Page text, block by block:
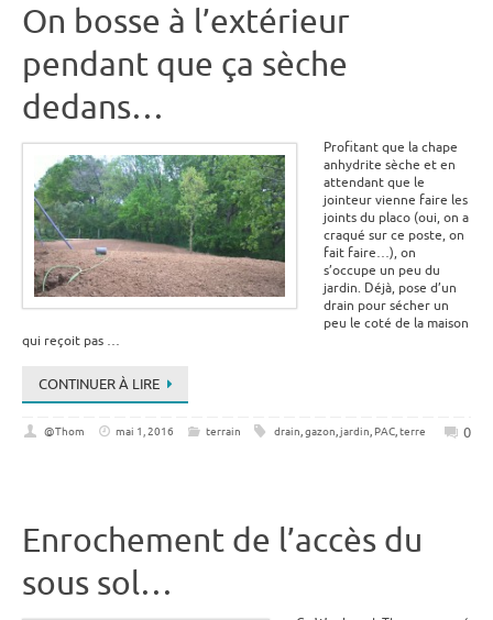
On bosse à l’extérieur
pendant que ça sèche
dedans…
Profitant que la chape
anhydrite sèche et en
attendant que le
jointeur vienne faire les
joints du placo (oui, on a
craqué sur ce poste, on
fait faire…), on
s’occupe un peu du
jardin. Déjà, pose d’un
drain pour sécher un
peu le coté de la maison
qui reçoit pas …
CONTINUER À LIRE
@Thom mai 1, 2016 terrain drain,gazon,jardin, PAC,terre 0
Enrochement de l’accès du
sous sol…